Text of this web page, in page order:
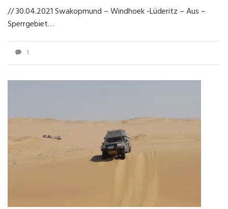
// 30.04.2021 Swakopmund – Windhoek -Lüderitz – Aus –
Sperrgebiet…
1